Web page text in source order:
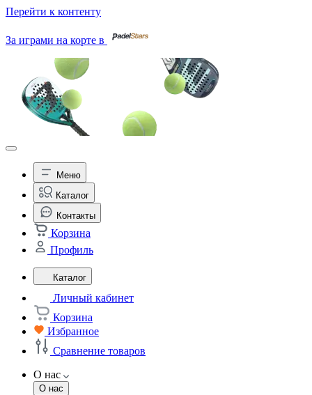
Перейти к контенту
За играми на корте в
Меню
Каталог
Контакты
Корзина
Профиль
Каталог
Личный кабинет
Корзина
Избранное
Сравнение товаров
О нас
О нас